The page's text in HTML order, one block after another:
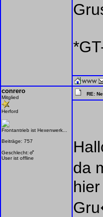
conrero
Mitglied
Herford
Frontantrieb ist Hexenwerk...
Beiträge: 757
Geschlecht:
User ist offline
RE:
da